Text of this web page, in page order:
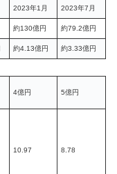
2023年1月 2023年7月
約130億円 約79.2億円
約4.13億円 約3.33億円
4億円 5億円
10.97 8.78